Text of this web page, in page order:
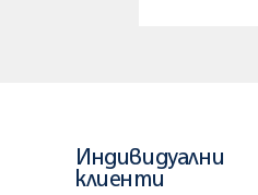
Индивидуални
клиенти